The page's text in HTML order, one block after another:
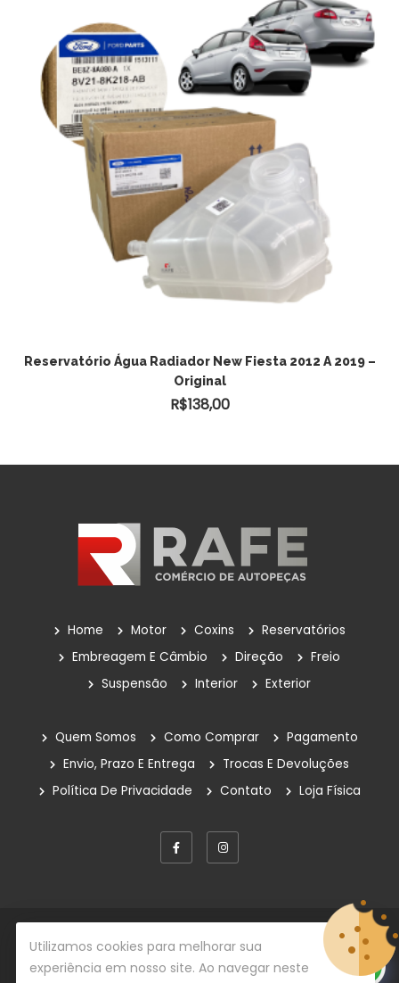
ADICIONAR AO CARRINHO
Reservatório Água Radiador New Fiesta 2012 A 2019 –
Original
R$138,00
Home Motor Coxins
Reservatórios
Embreagem E Câmbio
Direção
Freio
Suspensão
Interior Exterior
Quem Somos Como Comprar
Pagamento
Envio, Prazo E Entrega
Trocas E Devoluções
Política De Privacidade
Contato Loja Física
© Copyright 2026Rafe Auto PeçasTodos os direitos
reservados.
Utilizamos cookies para melhorar sua
experiência em nosso site. Ao navegar neste